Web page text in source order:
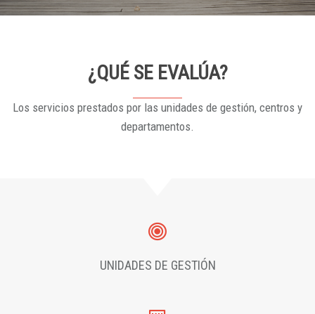
¿QUÉ SE EVALÚA?
Los servicios prestados por las unidades de gestión, centros y
departamentos.
UNIDADES DE GESTIÓN